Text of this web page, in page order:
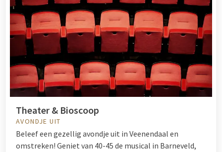
Theater & Bioscoop
AVONDJE UIT
Beleef een gezellig avondje uit in Veenendaal en
omstreken! Geniet van 40-45 de musical in Barneveld,